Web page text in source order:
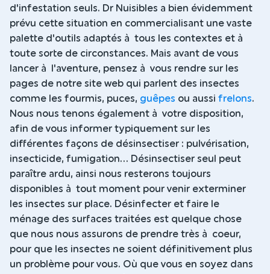
d'infestation seuls. Dr Nuisibles a bien évidemment
prévu cette situation en commercialisant une vaste
palette d'outils adaptés à tous les contextes et à
toute sorte de circonstances. Mais avant de vous
lancer à l'aventure, pensez à vous rendre sur les
pages de notre site web qui parlent des insectes
comme les fourmis, puces, guêpes ou aussi frelons.
Nous nous tenons également à votre disposition,
afin de vous informer typiquement sur les
différentes façons de désinsectiser : pulvérisation,
insecticide, fumigation... Désinsectiser seul peut
paraître ardu, ainsi nous resterons toujours
disponibles à tout moment pour venir exterminer
les insectes sur place. Désinfecter et faire le
ménage des surfaces traitées est quelque chose
que nous nous assurons de prendre très à coeur,
pour que les insectes ne soient définitivement plus
un problème pour vous. Où que vous en soyez dans